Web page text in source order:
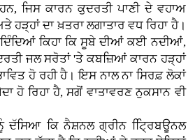
ਜਿਸ ਕਾਰਨ ਕੁਦਰਤੀ ਪਾਣੀ ਦੇ ਵਹਾਅ
ਹੜ੍ਹਾਂ ਦਾ ਖ਼ਤਰਾ ਲਗਾਤਾਰ ਵਧ ਰਿਹਾ ਹੈ।
ਦਿੰਦਿਆਂ ਕਿਹਾ ਕਿ ਸੂਬੇ ਦੀਆਂ ਕਈ ਨਦੀਆਂ,
ਜਲ ਸਰੋਤਾਂ 'ਤੇ ਕਬਜ਼ਿਆਂ ਕਾਰਨ ਹੜ੍ਹਾਂ
ਹੋ ਰਹੀ ਹੈ। ਇਸ ਨਾਲ ਨਾ ਸਿਰਫ਼ ਲੋਕਾਂ
ਹੋ ਰਿਹਾ ਹੈ, ਸਗੋਂ ਵਾਤਾਵਰਣ ਨੁਕਸਾਨ ਵੀ
ਦੱਸਿਆ ਕਿ ਨੈਸ਼ਨਲ ਗ੍ਰੀਨ ਟ੍ਰਿਿਬਊਨਲ